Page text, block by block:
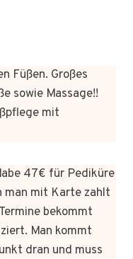
Füßen. Großes
sowie Massage!!
mit
47€ für Pediküre
man mit Karte zahlt
bekommt
Man kommt
dran und muss